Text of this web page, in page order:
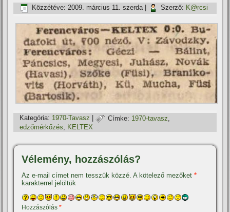
Közzétéve: 2009. március 11. szerda| Szerző: K@rcsi
Kategória: 1970-Tavasz | Címke: 1970-tavasz
edzőmérkőzés, KELTEX
Vélemény, hozzászólás?
Az e-mail címet nem tesszük közzé. A kötelező mezőket*
karakterrel jelöltük
Hozzászólás*